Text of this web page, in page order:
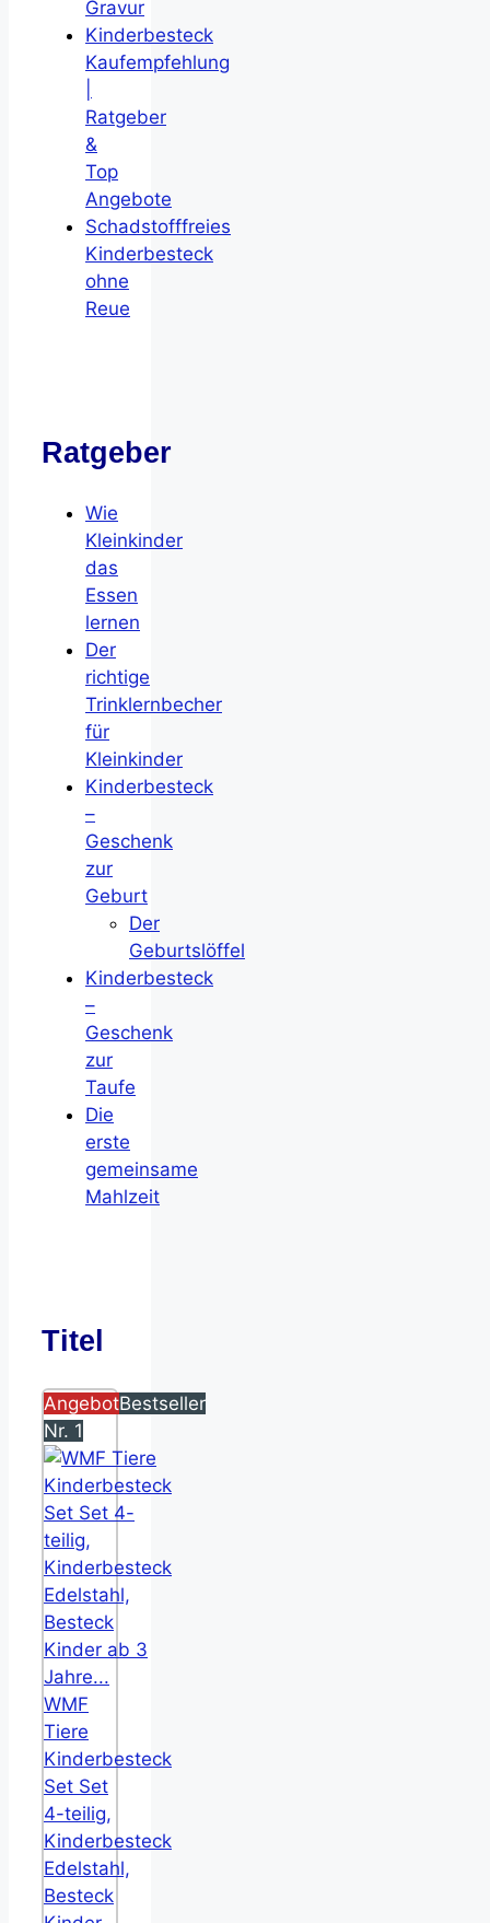
Gravur
Kinderbesteck
Kaufempfehlung
Ratgeber
&
Top
Angebote
Schadstofffreies
Kinderbesteck
ohne
Reue
Ratgeber
Wie
Kleinkinder
das
Essen
lernen
Der
richtige
Trinklernbecher
für
Kleinkinder
Kinderbesteck
–
Geschenk
zur
Geburt
Der
Geburtslöffel
Kinderbesteck
–
Geschenk
zur
Taufe
Die
erste
gemeinsame
Mahlzeit
Titel
AngebotBestseller
Nr. 1
WMF
Tiere
Kinderbesteck
Set Set
4-teilig,
Kinderbesteck
Edelstahl,
Besteck